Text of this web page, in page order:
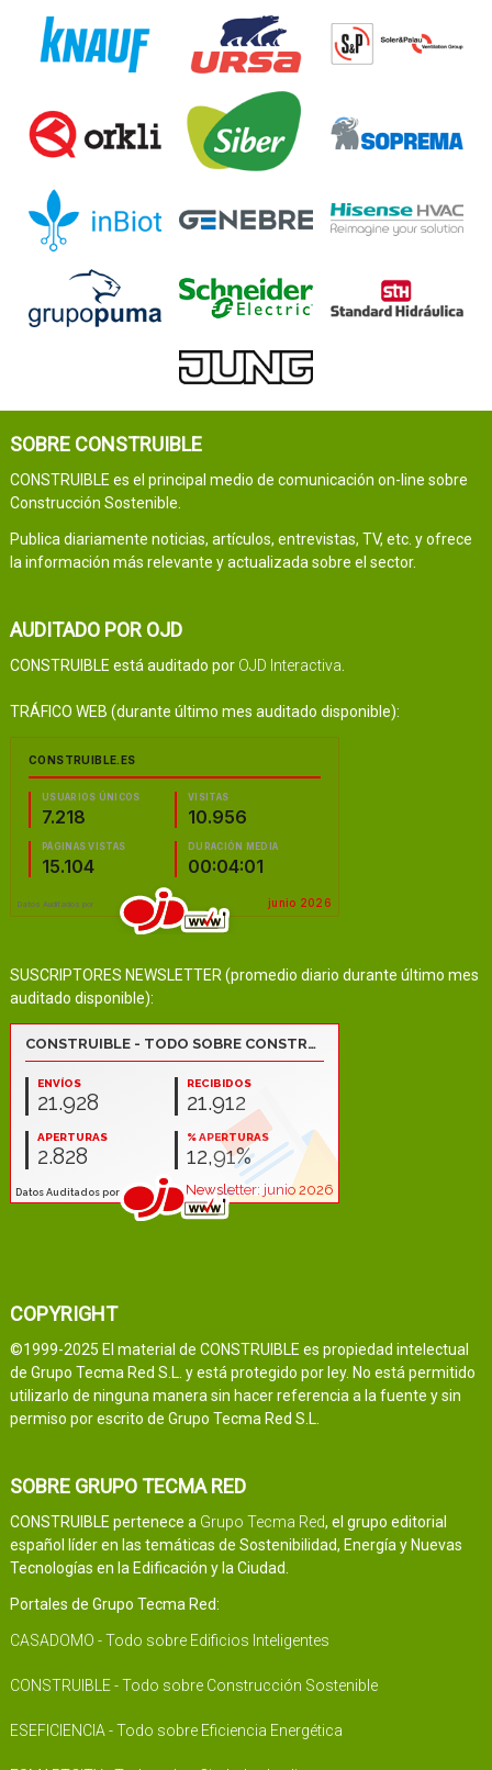
SOBRE CONSTRUIBLE
CONSTRUIBLE es el principal medio de comunicación on-line sobre
Construcción Sostenible.
Publica diariamente noticias, artículos, entrevistas, TV, etc. y ofrece
la información más relevante y actualizada sobre el sector.
AUDITADO POR OJD
CONSTRUIBLE está auditado por OJD Interactiva
TRÁFICO WEB (durante último mes auditado disponible):
SUSCRIPTORES NEWSLETTER (promedio diario durante último mes
auditado disponible):
COPYRIGHT
©1999-2025 El material de CONSTRUIBLE es propiedad intelectual
de Grupo Tecma Red S.L. y está protegido por ley. No está permitido
utilizarlo de ninguna manera sin hacer referencia a la fuente y sin
permiso por escrito de Grupo Tecma Red S.L.
SOBRE GRUPO TECMA RED
CONSTRUIBLE pertenece a Grupo Tecma Red, el grupo editorial
español líder en las temáticas de Sostenibilidad, Energía y Nuevas
Tecnologías en la Edificación y la Ciudad.
Portales de Grupo Tecma Red:
CASADOMO - Todo sobre Edificios Inteligentes
CONSTRUIBLE - Todo sobre Construcción Sostenible
ESEFICIENCIA - Todo sobre Eficiencia Energética